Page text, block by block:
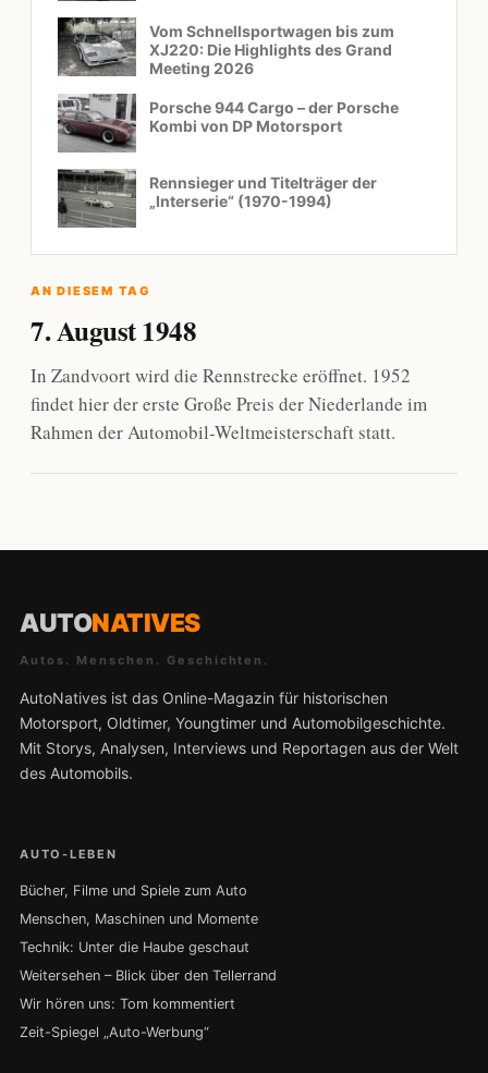
Vom Schnellsportwagen bis zum
XJ220: Die Highlights des Grand
Meeting 2026
Porsche 944 Cargo – der Porsche
Kombi von DP Motorsport
Rennsieger und Titelträger der
„Interserie“ (1970-1994)
AN DIESEM TAG
7. August 1948
In Zandvoort wird die Rennstrecke eröffnet. 1952
findet hier der erste Große Preis der Niederlande im
Rahmen der Automobil-Weltmeisterschaft statt.
AUTONATIVES
Autos. Menschen. Geschichten.
AutoNatives ist das Online-Magazin für historischen
Motorsport, Oldtimer, Youngtimer und Automobilgeschichte.
Mit Storys, Analysen, Interviews und Reportagen aus der Welt
des Automobils.
AUTO-LEBEN
Bücher, Filme und Spiele zum Auto
Menschen, Maschinen und Momente
Technik: Unter die Haube geschaut
Weitersehen – Blick über den Tellerrand
Wir hören uns: Tom kommentiert
Zeit-Spiegel „Auto-Werbung“